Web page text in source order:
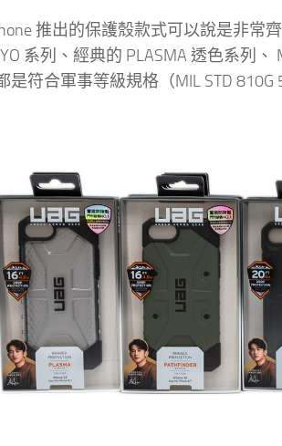
推出的保護殼款式可以說是非常
系列、經典的 PLASMA 透色系列
是符合軍事等級規格（MIL STD